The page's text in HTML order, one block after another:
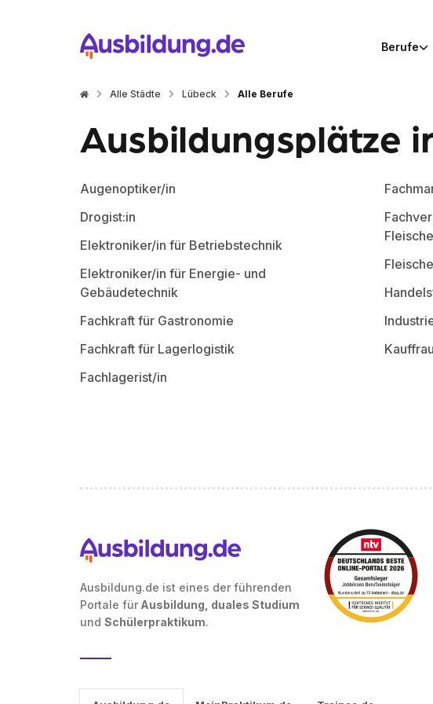
Berufe
Alle Städte Lübeck Alle Berufe
Ausbildungsplätze
Augenoptiker/in
Drogist:in
Elektroniker/in für Betriebstechnik
Elektroniker/in für Energie- und
Gebäudetechnik
Fachkraft für Gastronomie
Fachkraft für Lagerlogistik
Fachlagerist/in
Ausbildung.de ist eines der führenden
Portale für Ausbildung, duales Studium
und Schülerpraktikum.